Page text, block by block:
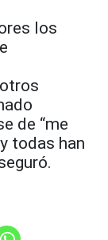
los
de “me
todas han